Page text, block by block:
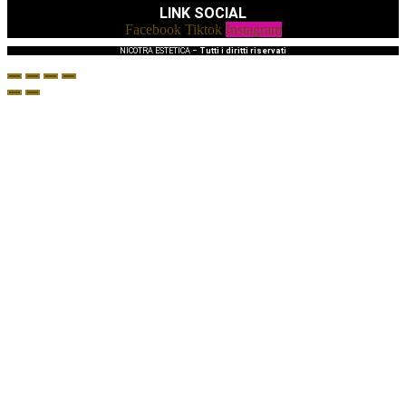
LINK SOCIAL
Facebook Tiktok Instagram
NICOTRA ESTETICA – Tutti i diritti riservati